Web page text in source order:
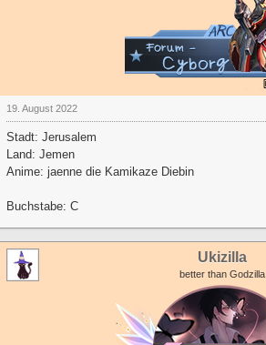
19. August 2022
Stadt: Jerusalem
Land: Jemen
Anime: jaenne die Kamikaze Diebin
Buchstabe: C
Ukizilla
better than Godzilla